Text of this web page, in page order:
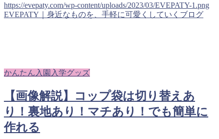
https://evepaty.com/wp-content/uploads/2023/03/EVEPATY-1.png
EVEPATY｜身近なものを、手軽に可愛くしていくブログ
かんたん入園入学グッズ
【画像解説】コップ袋は切り替えあ
り！裏地あり！マチあり！でも簡単に
作れる